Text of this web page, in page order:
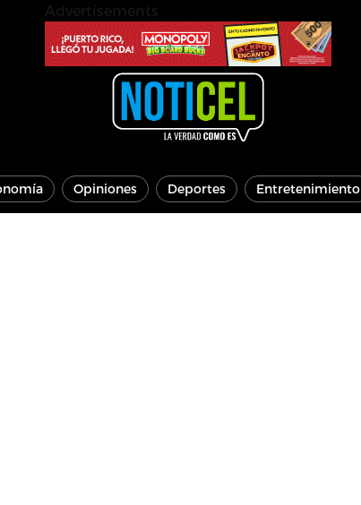
Opiniones Deportes Entretenimiento